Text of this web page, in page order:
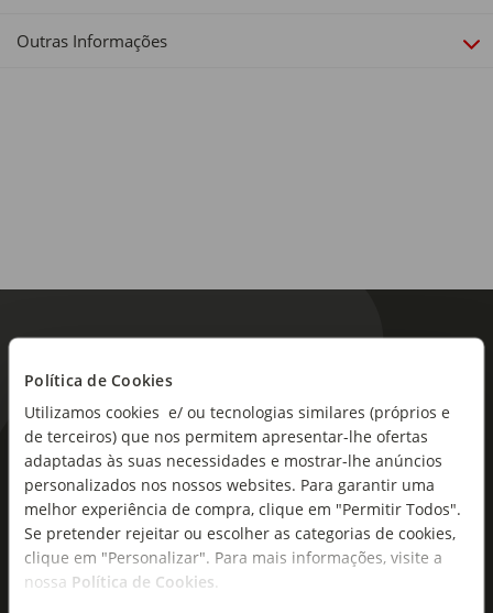
Política de Cookies
Utilizamos cookies e/ ou tecnologias similares (próprios e
de terceiros) que nos permitem apresentar-lhe ofertas
adaptadas às suas necessidades e mostrar-lhe anúncios
personalizados nos nossos websites. Para garantir uma
melhor experiência de compra, clique em "Permitir Todos".
Se pretender rejeitar ou escolher as categorias de cookies,
clique em "Personalizar". Para mais informações, visite a
nossa Política de Cookies
Outras Informações
As novidades mais frescas no
seu e-mail!
Subscreva e descubra campanhas exclusivas,
ofertas e novidades para si.